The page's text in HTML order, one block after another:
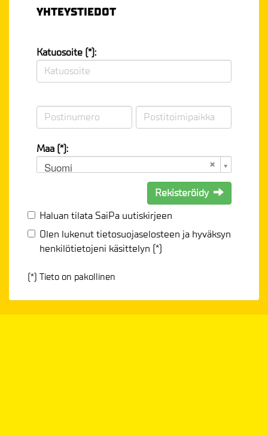
YHTEYSTIEDOT
Katuosoite (*):
Maa (*):
Suomi
Rekisteröidy
Haluan tilata SaiPa uutiskirjeen
Olen lukenuttietosuojaselosteen ja hyväksyn
henkilötietojeni käsittelyn (*)
(*) Tieto on pakollinen